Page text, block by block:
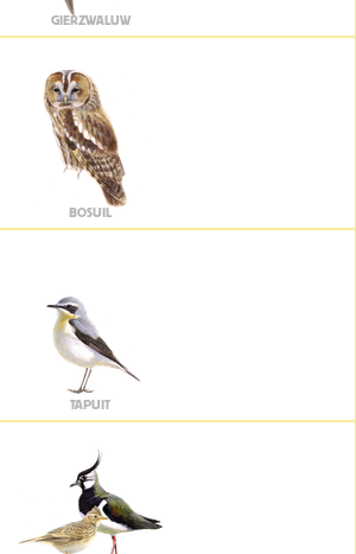
GIERZWALUW
BOSUIL
TAPUIT